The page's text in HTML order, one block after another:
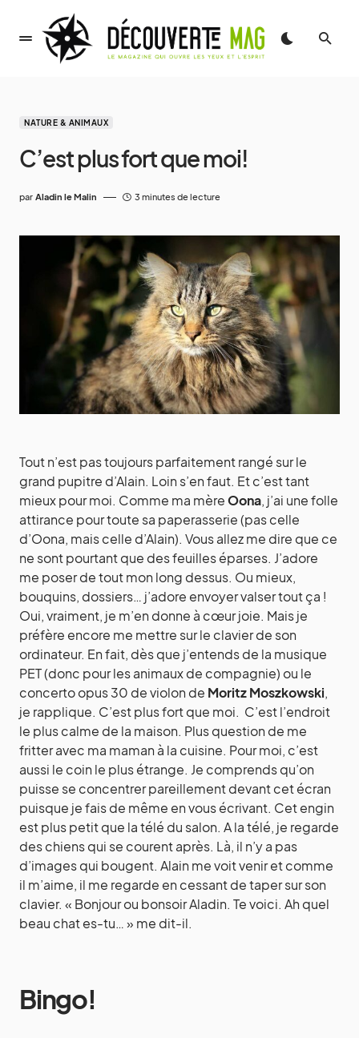
NATURE & ANIMAUX
C’est plus fort que moi!
par Aladin le Malin 3 minutes de lecture
Tout n’est pas toujours parfaitement rangé sur le
grand pupitre d’Alain. Loin s’en faut. Et c’est tant
mieux pour moi. Comme ma mèreOona, j’ai une folle
attirance pour toute sa paperasserie (pas celle
d’Oona, mais celle d’Alain). Vous allez me dire que ce
ne sont pourtant que des feuilles éparses. J’adore
me poser de tout mon long dessus. Ou mieux,
bouquins, dossiers… j’adore envoyer valser tout ça !
Oui, vraiment, je m’en donne à cœur joie. Mais je
préfère encore me mettre sur le clavier de son
ordinateur. En fait, dès que j’entends de la musique
PET (donc pour les animaux de compagnie) ou le
concerto opus 30 de violon de Moritz Moszkowski,
je rapplique. C’est plus fort que moi. C’est l’endroit
le plus calme de la maison. Plus question de me
fritter avec ma maman à la cuisine. Pour moi, c’est
aussi le coin le plus étrange. Je comprends qu’on
puisse se concentrer pareillement devant cet écran
puisque je fais de même en vous écrivant. Cet engin
est plus petit que la télé du salon. A la télé, je regarde
des chiens qui se courent après. Là, il n’y a pas
d’images qui bougent. Alain me voit venir et comme
il m’aime, il me regarde en cessant de taper sur son
clavier. « Bonjour ou bonsoir Aladin. Te voici. Ah quel
beau chat es-tu… » me dit-il.
Bingo!